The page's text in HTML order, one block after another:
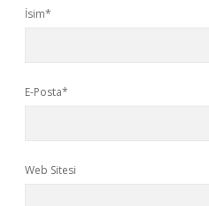
İsim*
E-Posta*
Web Sitesi